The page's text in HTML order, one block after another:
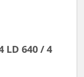
LD 640 / 4